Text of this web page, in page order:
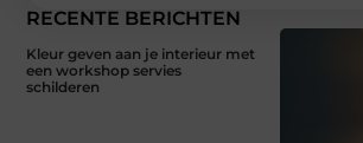
RECENTE BERICHTEN
Kleur geven aan je interieur met
een workshop servies
schilderen